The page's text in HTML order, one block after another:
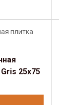
25x75